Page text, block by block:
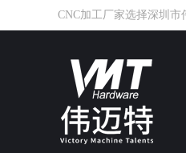
CNC加工厂家选择深圳市